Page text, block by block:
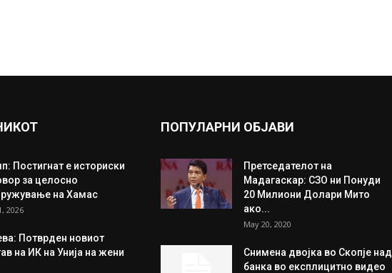
Постигнат е историски
за целосно
на Хамас
2026
Потврден новиот
на ИК на Унија на жени
ПОПУЛАРНИ ОБЈАВИ
Претседателот на
Мадагаскар: СЗО ни Понуди
20 Милиони Долари Мито
ако...
May 20, 2020
Снимена двојка во Скопје над
банка во експлицитно видео